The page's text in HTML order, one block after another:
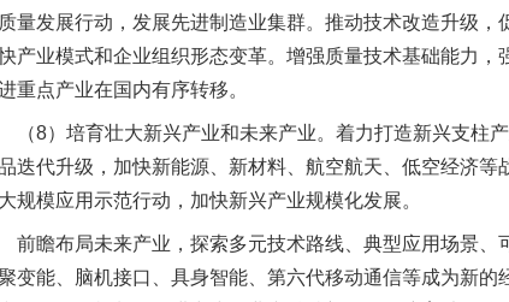
量发展行动，发展先进制造业集群。推动技术改造升级
产业模式和企业组织形态变革。增强质量技术基础能力
重点产业在国内有序转移。
8）培育壮大新兴产业和未来产业。着力打造新兴支柱产
迭代升级，加快新能源、新材料、航空航天、低空经济
规模应用示范行动，加快新兴产业规模化发展。
瞻布局未来产业，探索多元技术路线、典型应用场景、
变能、脑机接口、具身智能、第六代移动通信等成为新